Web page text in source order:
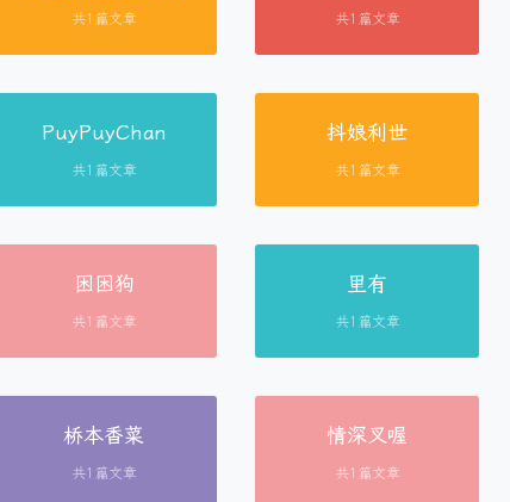
共1篇文章 共1篇文章
PuyPuyChan
共1篇文章
抖娘利世
共1篇文章
困困狗
共1篇文章
里有
共1篇文章
桥本香菜
共1篇文章
情深叉喔
共1篇文章